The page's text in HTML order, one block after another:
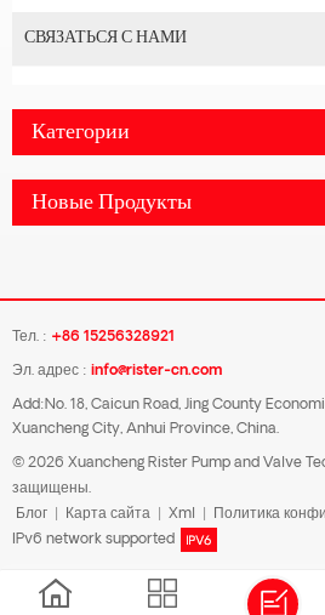
СВЯЗАТЬСЯ С НАМИ
Категории
Новые Продукты
Тел. : +86 15256328921
Эл. адрес : info@rister-cn.com
Add:No. 18, Caicun Road, Jing County
Xuancheng City, Anhui Province, China.
© 2026 Xuancheng Rister Pump and Valve
защищены.
Блог
Карта сайта Xml Политика
IPv6 network supported